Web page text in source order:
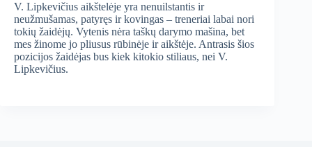
V. Lipkevičius aikštelėje yra nenuilstantis ir
neužmušamas, patyręs ir kovingas – treneriai labai nori
tokių žaidėjų. Vytenis nėra taškų darymo mašina, bet
mes žinome jo pliusus rūbinėje ir aikštėje. Antrasis šios
pozicijos žaidėjas bus kiek kitokio stiliaus, nei V.
Lipkevičius.